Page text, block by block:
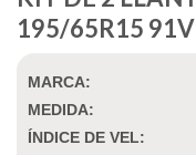
195/65R15
MARCA:
MEDIDA:
ÍNDICE DE VEL: